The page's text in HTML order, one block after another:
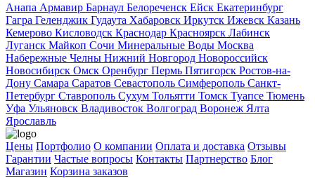
Анапа Армавир Барнаул Белореченск Ейск Екатеринбург
Гагра Геленджик Гудаута Хабаровск Иркутск Ижевск Казань
Кемерово Кисловодск Краснодар Красноярск Лабинск
Луганск Майкоп Сочи Минеральные Воды Москва
Набережные Челны Нижний Новгород Новороссийск
Новосибирск Омск Оренбург Пермь Пятигорск Ростов-на-
Дону Самара Саратов Севастополь Симферополь Санкт-
Петербург Ставрополь Сухум Тольятти Томск Туапсе Тюмень
Уфа Ульяновск Владивосток Волгоград Воронеж Ялта
Ярославль
Цены Портфолио О компании Оплата и доставка Отзывы
Гарантии Частые вопросы Контакты Партнерство Блог
Магазин Корзина заказов